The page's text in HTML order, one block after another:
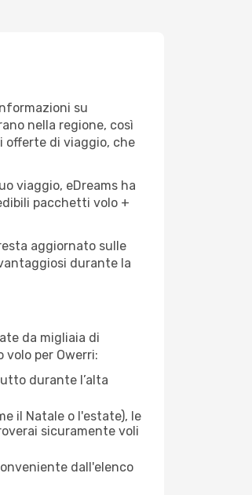
su
nella regione, così
offerte di viaggio, che
viaggio, eDreams ha
pacchetti volo +
aggiornato sulle
durante la
da migliaia di
per Owerri:
durante l’alta
il Natale o l'estate), le
sicuramente voli
dall'elenco